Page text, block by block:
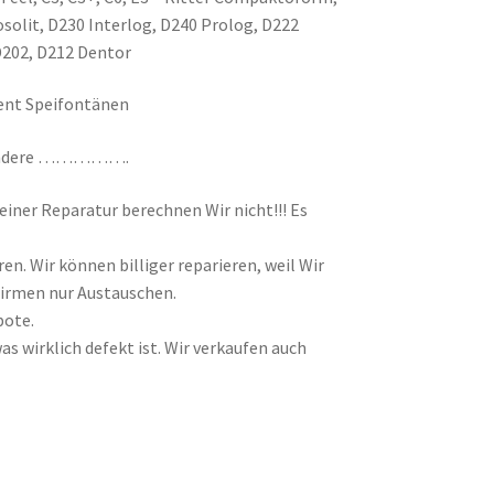
D230 Interlog, D240 Prolog, D222
D212 Dentor
Speifontänen
andere …………….
Reparatur berechnen Wir nicht!!! Es
Wir können billiger reparieren, weil Wir
nur Austauschen.
wirklich defekt ist. Wir verkaufen auch